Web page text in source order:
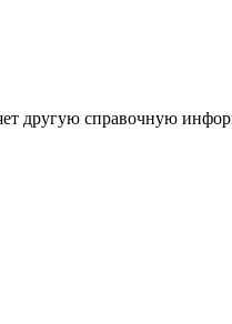
другую справочную